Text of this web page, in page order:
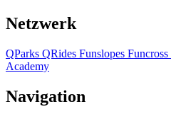
Netzwerk
QParks QRides Funslopes Funcross
Academy
Navigation